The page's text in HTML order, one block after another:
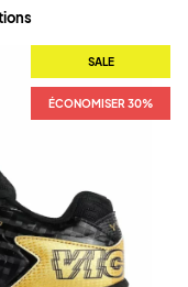
SALE
ÉCONOMISER 30%
SALE
ÉCONOMISER 30%
SALE
ÉCONOMISER 30%